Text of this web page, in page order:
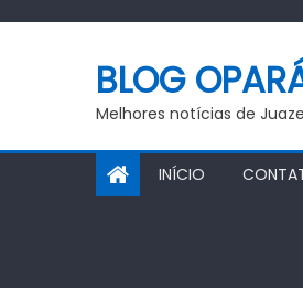
BLOG
Melhores notícias de
INÍCIO